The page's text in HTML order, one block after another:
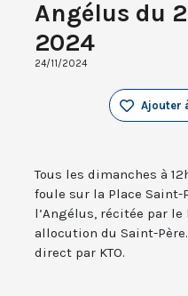
Angélus du
2024
24/11/2024
Ajouter
Tous les dimanches à
foule sur la Place Saint-
l’Angélus, récitée par le
allocution du Saint-
direct par KTO.